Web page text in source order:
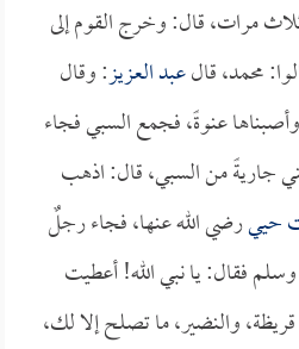
مرات، قال: وخرج القوم إلى
محمد، قالعبد العزيز: وقال
عنوةً، فجمع السبي فجاء
جاريةً من السبي، قال: اذهب
حييرضي الله عنها، فجاء رجلٌ
وسلم فقال: يا نبي الله! أعطيت
والنضير، ما تصلح إلا لك،